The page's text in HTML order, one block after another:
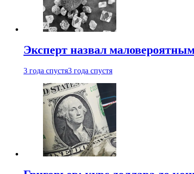
Эксперт назвал
3 года спустя3 года спустя